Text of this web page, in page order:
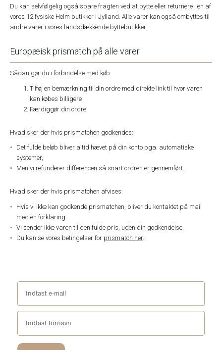
Du kan selvfølgelig også spare fragten ved at bytte eller returnere i en af
vores 12 fysiske Helm butikker i Jylland. Alle varer kan også ombyttes til
andre varer i vores landsdækkende byttebutikker.
Europæisk prismatch på alle varer
Sådan gør du i forbindelse med køb
Tilføj en bemærkning til din ordre med direkte link til hvor varen
kan købes billigere
Færdiggør din ordre.
Hvad sker der hvis prismatchen godkendes:
Det fulde beløb bliver altid hævet på din konto pga. automatiske
systemer,
Men vi refunderer differencen så snart ordren er gennemført.
Hvad sker der hvis prismatchen afvises:
Hvis vi ikke kan godkende prismatchen, bliver du kontaktet på mail
med en forklaring.
Vi sender ikke varen til den fulde pris, uden din godkendelse.
Du kan se vores betingelser for prismatch her.